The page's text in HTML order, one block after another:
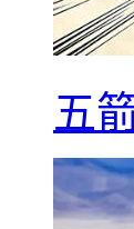
五